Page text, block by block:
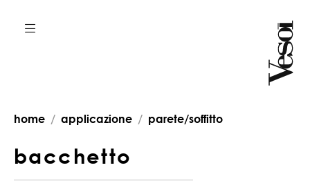
home applicazione parete/soffitto
bacc hetto